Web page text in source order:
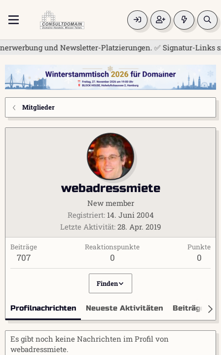
und Newsletter-Platzierungen. ✅ Signatur-Links
Mitglieder
webadressmiete
New member
Registriert 14. Juni 2004
Letzte Aktivität 28. Apr. 2019
Beiträge
707
Reaktionspunkte
0
Punkte
0
Finden
Profilnachrichten Neueste Aktivitäten Beiträge
Es gibt noch keine Nachrichten im Profil von
webadressmiete.